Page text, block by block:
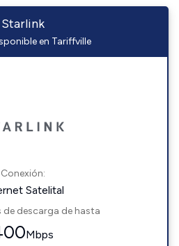
Starlink
en Tariffville
Conexión:
Satelital
de descarga de hasta
Mbps